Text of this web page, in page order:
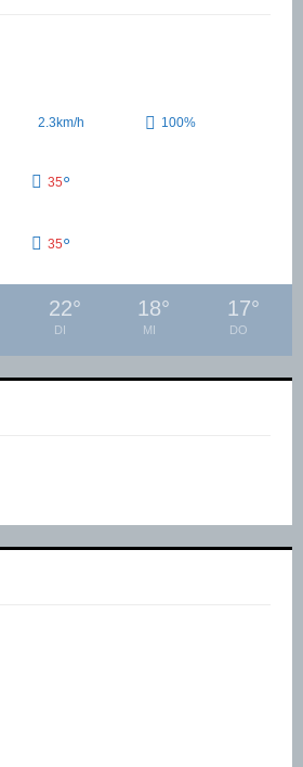
2.3km/h 100%
35°
35°
22°
DI
18°
MI
17°
DO